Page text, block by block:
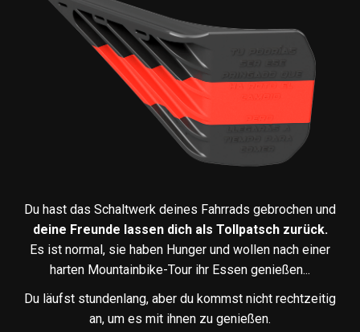
Du hast das Schaltwerk deines Fahrrads gebrochen und
deine Freunde lassen dich als Tollpatsch zurück.
Es ist normal, sie haben Hunger und wollen nach einer
harten Mountainbike-Tour ihr Essen genießen...
Du läufst stundenlang, aber du kommst nicht rechtzeitig
an, um es mit ihnen zu genießen.